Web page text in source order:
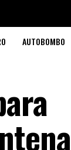
AUTOBOMBO